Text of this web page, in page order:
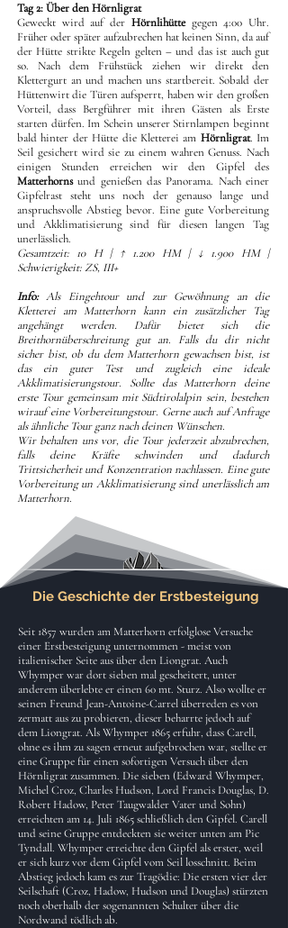
Tag 2: Über den Hörnligrat
Geweckt wird auf der Hörnlihüttegegen 4:00 Uhr.
Früher oder später aufzubrechen hat keinen Sinn, da auf
der Hütte strikte Regeln gelten – und das ist auch gut
so. Nach dem Frühstück ziehen wir direkt den
Klettergurt an und machen uns startbereit. Sobald der
Hüttenwirt die Türen aufsperrt, haben wir den großen
Vorteil, dass Bergführer mit ihren Gästen als Erste
starten dürfen. Im Schein unserer Stirnlampen beginnt
bald hinter der Hütte die Kletterei am Hörnligrat. Im
Seil gesichert wird sie zu einem wahren Genuss. Nach
einigen Stunden erreichen wir den Gipfel des
Matterhornsund genießen das Panorama. Nach einer
Gipfelrast steht uns noch der genauso lange und
anspruchsvolle Abstieg bevor. Eine gute Vorbereitung
und Akklimatisierung sind für diesen langen Tag
unerlässlich.
Gesamtzeit: 10 H | ↑ 1.200 HM | ↓ 1.900 HM |
Schwierigkeit: ZS, III+
Info: Als Eingehtour und zur Gewöhnung an die
Kletterei am Matterhorn kann ein zusätzlicher Tag
angehängt werden. Dafür bietet sich die
Breithornüberschreitung gut an. Falls du dir nicht
sicher bist, ob du dem Matterhorn gewachsen bist, ist
das ein guter Test und zugleich eine ideale
Akklimatisierungstour. Sollte das Matterhorn deine
erste Tour gemeinsam mit Südtirolalpin sein, bestehen
wirauf eine Vorbereitungstour. Gerne auch auf Anfrage
als ähnliche Tour ganz nach deinen Wünschen.
Wir behalten uns vor, die Tour jederzeit abzubrechen,
falls deine Kräfte schwinden und dadurch
Trittsicherheit und Konzentration nachlassen. Eine gute
Vorbereitung un Akklimatisierung sind unerlässlich am
Matterhorn.
Die Geschichte der Erstbesteigung
Seit 1857 wurden am Matterhorn erfolglose Versuche
einer Erstbesteigung unternommen - meist von
italienischer Seite aus über den Liongrat. Auch
Whymper war dort sieben mal gescheitert, unter
anderem überlebte er einen 60 mt. Sturz. Also wollte er
seinen Freund Jean-Antoine-Carrel überreden es von
zermatt aus zu probieren, dieser beharrte jedoch auf
dem Liongrat. Als Whymper 1865 erfuhr, dass Carell,
ohne es ihm zu sagen erneut aufgebrochen war, stellte er
eine Gruppe für einen sofortigen Versuch über den
Hörnligrat zusammen. Die sieben (Edward Whymper,
Michel Croz, Charles Hudson, Lord Francis Douglas, D.
Robert Hadow, Peter Taugwalder Vater und Sohn)
erreichten am 14. Juli 1865 schließlich den Gipfel. Carell
und seine Gruppe entdeckten sie weiter unten am Pic
Tyndall. Whymper erreichte den Gipfel als erster, weil
er sich kurz vor dem Gipfel vom Seil losschnitt. Beim
Abstieg jedoch kam es zur Tragödie: Die ersten vier der
Seilschaft (Croz, Hadow, Hudson und Douglas) stürzten
noch oberhalb der sogenannten Schulter über die
Nordwand tödlich ab.